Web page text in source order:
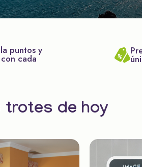
puntos y
cada
trotes de hoy